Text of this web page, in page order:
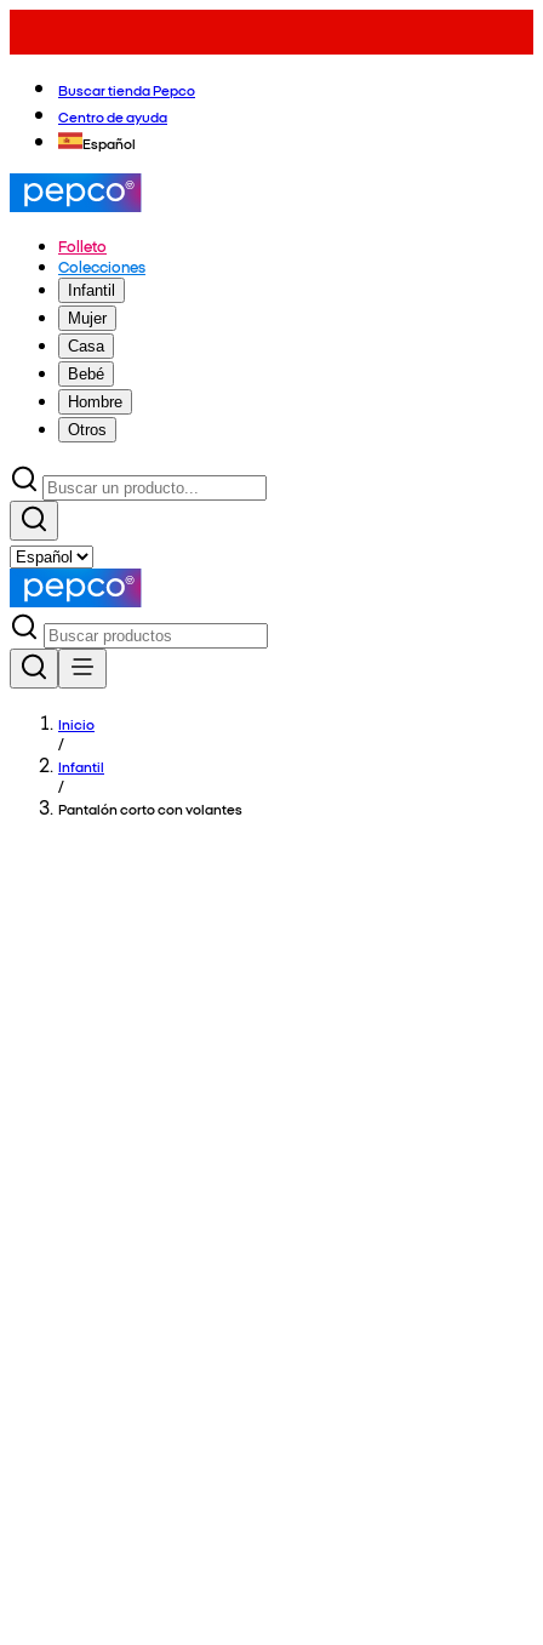
Buscar tienda Pepco
Centro de ayuda
Español
Folleto
Colecciones
Infantil
Mujer
Casa
Bebé
Hombre
Otros
Inicio
/
Infantil
/
Pantalón corto con volantes